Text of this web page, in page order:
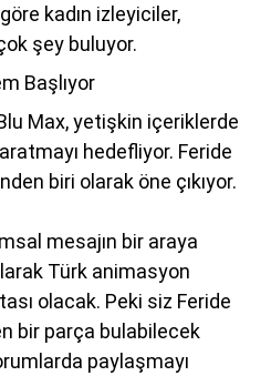
kadın izleyiciler,
şey buluyor.
Başlıyor
Max, yetişkin içeriklerde
hedefliyor. Feride
biri olarak öne çıkıyor.
mesajın bir araya
Türk animasyon
olacak. Peki siz Feride
bir parça bulabilecek
paylaşmayı